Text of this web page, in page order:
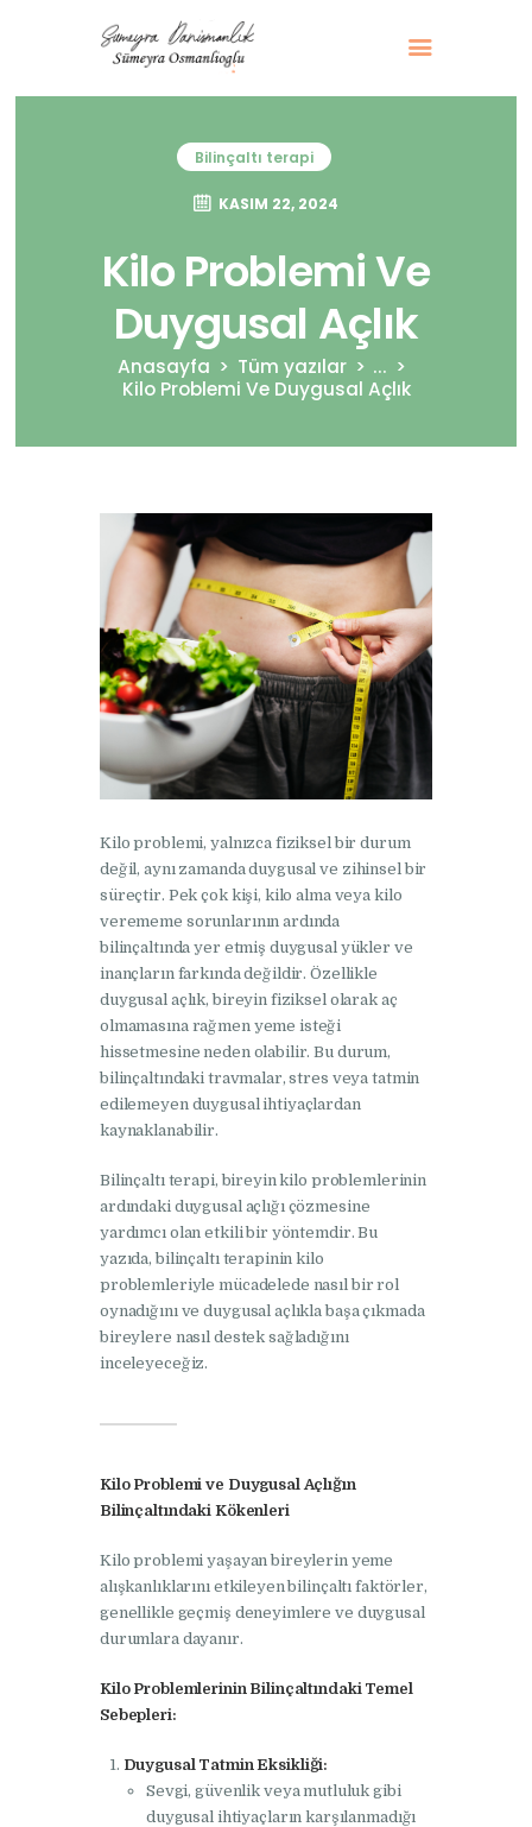
Bilinçaltı terapi
KASIM 22, 2024
Kilo Problemi Ve
Duygusal Açlık
Anasayfa Tüm yazılar
...
Kilo Problemi Ve Duygusal Açlık
Anasayfa
Bilinçaltı Terapi
Bireysel Danışmanlık
Aile Danışmanlığı
Hakkımda & İletişim
Kilo problemi, yalnızca fiziksel bir durum
değil, aynı zamanda duygusal ve zihinsel bir
süreçtir. Pek çok kişi, kilo alma veya kilo
verememe sorunlarının ardında
bilinçaltında yer etmiş duygusal yükler ve
inançların farkında değildir. Özellikle
duygusal açlık, bireyin fiziksel olarak aç
olmamasına rağmen yeme isteği
hissetmesine neden olabilir. Bu durum,
bilinçaltındaki travmalar, stres veya tatmin
edilemeyen duygusal ihtiyaçlardan
kaynaklanabilir.
Bilinçaltı terapi, bireyin kilo problemlerinin
ardındaki duygusal açlığı çözmesine
yardımcı olan etkili bir yöntemdir. Bu
yazıda, bilinçaltı terapinin kilo
problemleriyle mücadelede nasıl bir rol
oynadığını ve duygusal açlıkla başa çıkmada
bireylere nasıl destek sağladığını
inceleyeceğiz.
Kilo Problemi ve Duygusal Açlığın
Bilinçaltındaki Kökenleri
Kilo problemi yaşayan bireylerin yeme
alışkanlıklarını etkileyen bilinçaltı faktörler,
genellikle geçmiş deneyimlere ve duygusal
durumlara dayanır.
Kilo Problemlerinin Bilinçaltındaki Temel
Sebepleri:
Duygusal Tatmin Eksikliği:
Sevgi, güvenlik veya mutluluk gibi
duygusal ihtiyaçların karşılanmadığı